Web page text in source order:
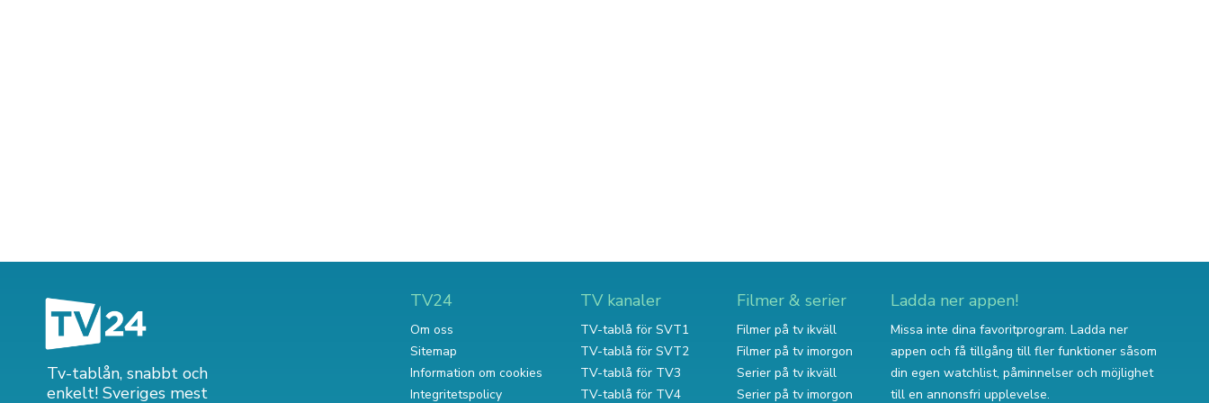
Tv-tablån, snabbt och
enkelt! Sveriges mest
TV24
Om oss
Sitemap
Information om cookies
Integritetspolicy
TV kanaler
TV-tablå för SVT1
TV-tablå för SVT2
TV-tablå för TV3
TV-tablå för TV4
Filmer & serier
Filmer på tv ikväll
Filmer på tv imorgon
Serier på tv ikväll
Serier på tv imorgon
Ladda ner appen!
Missa inte dina favoritprogram. Ladda ner
appen och få tillgång till fler funktioner såsom
din egen watchlist, påminnelser och möjlighet
till en annonsfri upplevelse.